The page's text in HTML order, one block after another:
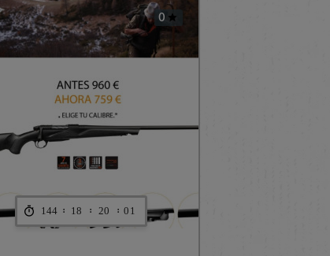
 144 : 18 : 19 : 59
0 